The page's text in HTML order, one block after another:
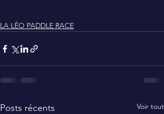
LA LÉO PADDLE RACE
Posts récents Voir tout